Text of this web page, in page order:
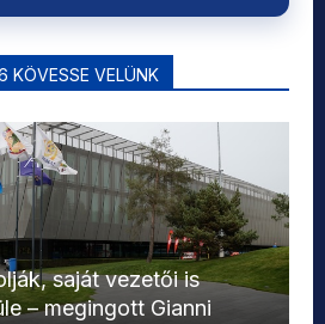
KÖVESSE VELÜNK
saját vezetői is
– megingott Gianni